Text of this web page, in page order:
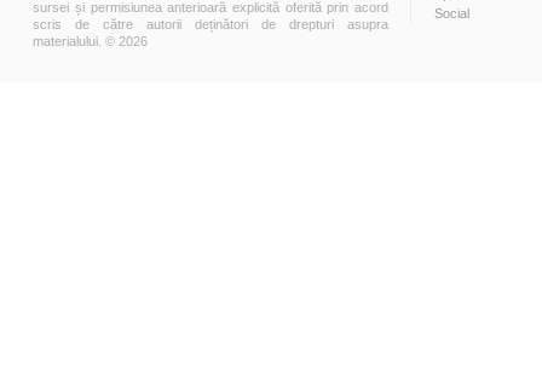
sursei și permisiunea anterioară explicită oferită prin acord
scris de către autorii deținători de drepturi asupra
materialului. © 2026
Social